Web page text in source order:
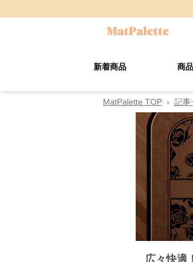
新着商品 商
MatPalette TOP › 記事
広々快適